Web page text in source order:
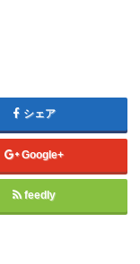
シェア
Google+
feedly